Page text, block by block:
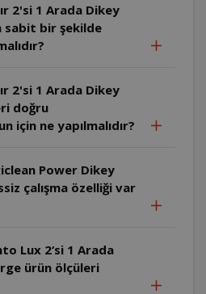
2'si 1 Arada Dikey
sabit bir şekilde
2'si 1 Arada Dikey
doğru
için ne yapılmalıdır?
Power Dikey
çalışma özelliği var
Lux 2‘si 1 Arada
ürün ölçüleri